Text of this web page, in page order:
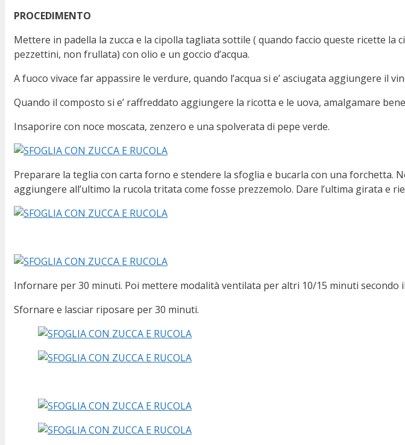
PROCEDIMENTO
Mettere in padella la zucca e la cipolla tagliata sottile ( quando faccio queste ricette la
pezzettini, non frullata) con olio e un goccio d’acqua.
A fuoco vivace far appassire le verdure, quando l’acqua si e’ asciugata aggiungere il
Quando il composto si e’ raffreddato aggiungere la ricotta e le uova, amalgamare
Insaporire con noce moscata, zenzero e una spolverata di pepe verde.
Preparare la teglia con carta forno e stendere la sfoglia e bucarla con una forchetta.
aggiungere all’ultimo la rucola tritata come fosse prezzemolo. Dare l’ultima girata e
Infornare per 30 minuti. Poi mettere modalità ventilata per altri 10/15 minuti secondo
Sfornare e lasciar riposare per 30 minuti.